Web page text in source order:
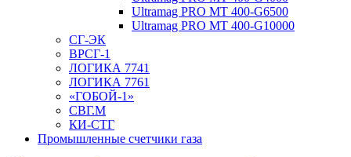
Ultramag PRO MT 400-G6500
Ultramag PRO MT 400-G10000
СГ-ЭК
ВРСГ-1
ЛОГИКА 7741
ЛОГИКА 7761
«ГОБОЙ-1»
СВГ.М
КИ-СТГ
Промышленные счетчики газа